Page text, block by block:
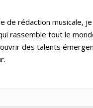
de rédaction musicale,
rassemble tout le
des talents